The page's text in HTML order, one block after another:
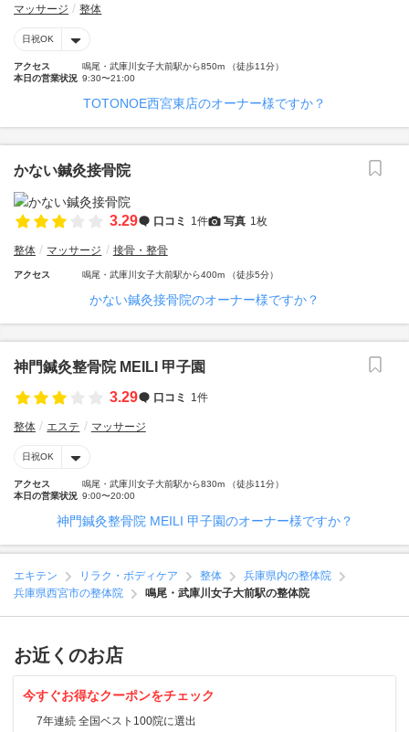
マッサージ 整体
日祝OK
アクセス
鳴尾・武庫川女子大前駅から850m （徒歩11分）
本日の営業状況 9:30〜21:00
TOTONOE西宮東店のオーナー様ですか？
かない鍼灸接骨院
3.29 口コミ 1件 写真 1枚
整体 マッサージ 接骨・整骨
アクセス 鳴尾・武庫川女子大前駅から400m （徒歩5分）
かない鍼灸接骨院のオーナー様ですか？
神門鍼灸整骨院 MEILI 甲子園
3.29
口コミ 1件
整体 エステ マッサージ
日祝OK
アクセス
鳴尾・武庫川女子大前駅から830m （徒歩11分）
本日の営業状況 9:00〜20:00
神門鍼灸整骨院 MEILI 甲子園のオーナー様ですか？
エキテン リラク・ボディケア 整体
兵庫県内の整体院
兵庫県西宮市の整体院
鳴尾・武庫川女子大前駅の整体院
お近くのお店
今すぐお得なクーポンをチェック
7年連続 全国ベスト100院に選出